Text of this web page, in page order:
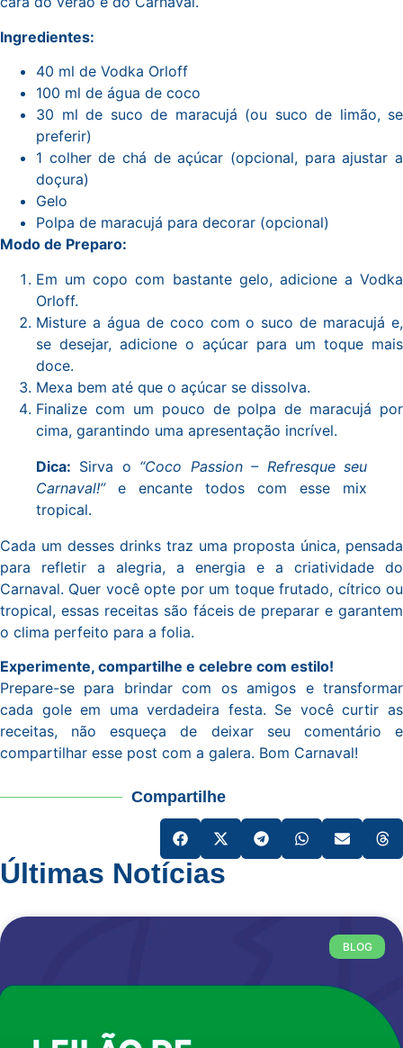
Ingredientes:
40 ml de Vodka Orloff
100 ml de água de coco
30 ml de suco de maracujá (ou suco de limão, se
preferir)
1 colher de chá de açúcar (opcional, para ajustar a
doçura)
Gelo
Polpa de maracujá para decorar (opcional)
Modo de Preparo:
Em um copo com bastante gelo, adicione a Vodka
Orloff.
Misture a água de coco com o suco de maracujá e,
se desejar, adicione o açúcar para um toque mais
doce.
Mexa bem até que o açúcar se dissolva.
Finalize com um pouco de polpa de maracujá por
cima, garantindo uma apresentação incrível.
Dica: Sirva o “Coco Passion – Refresque seu
Carnaval!”e encante todos com esse mix
tropical.
Cada um desses drinks traz uma proposta única, pensada
para refletir a alegria, a energia e a criatividade do
Carnaval. Quer você opte por um toque frutado, cítrico ou
tropical, essas receitas são fáceis de preparar e garantem
o clima perfeito para a folia.
Experimente, compartilhe e celebre com estilo!
Prepare-se para brindar com os amigos e transformar
cada gole em uma verdadeira festa. Se você curtir as
receitas, não esqueça de deixar seu comentário e
compartilhar esse post com a galera. Bom Carnaval!
Compartilhe
Últimas Notícias
BLOG